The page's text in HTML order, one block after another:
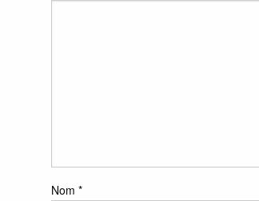
Nom *